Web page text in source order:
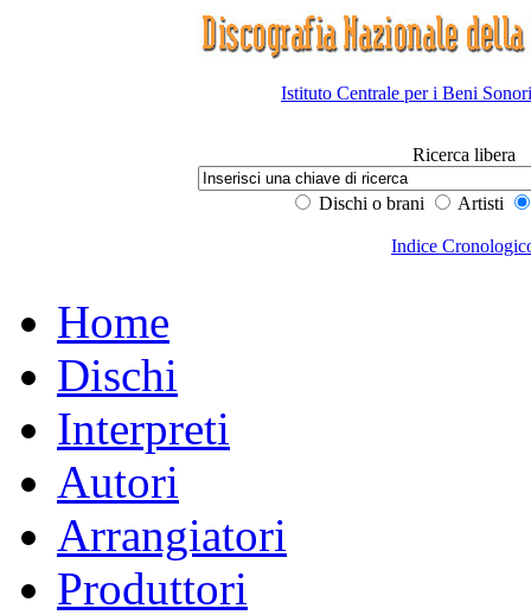
Istituto Centrale per i Beni
Ricerca libera
Dischi o brani Artisti
Indice
Home
Dischi
Interpreti
Autori
Arrangiatori
Produttori